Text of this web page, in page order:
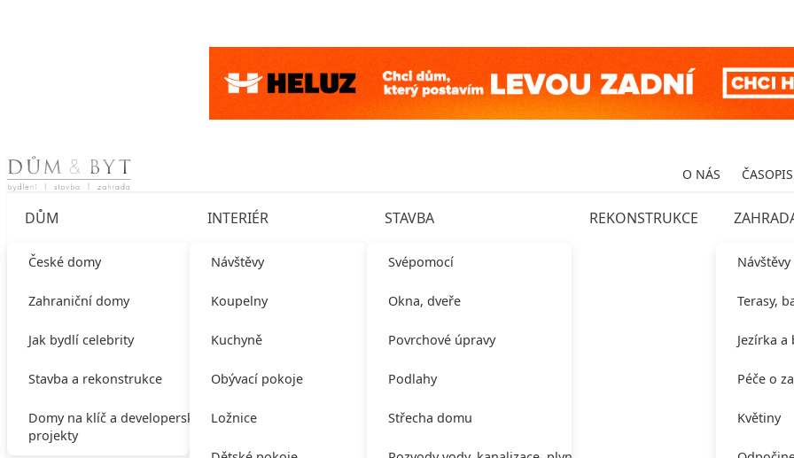
Skip to content O NÁS ČASOPIS
DŮM
České domy
Zahraniční domy
Jak bydlí celebrity
Stavba a rekonstrukce
Domy na klíč a developerské
projekty
INTERIÉR
Návštěvy
Koupelny
Kuchyně
Obývací pokoje
Ložnice
STAVBA
Svépomocí
Okna, dveře
Povrchové úpravy
Podlahy
Střecha domu
REKONSTRUKCE
Terasy,
Jezírka a
Péče o
Květiny